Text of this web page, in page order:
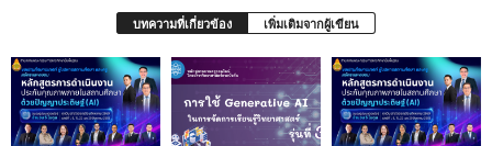
บทความที่เกี่ยวข้อง เพิ่มเติมจากผู้เขียน